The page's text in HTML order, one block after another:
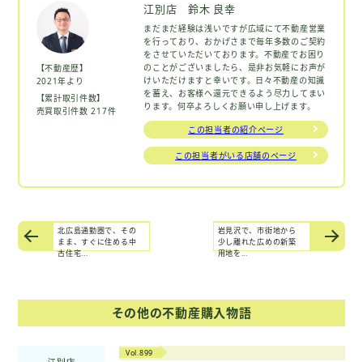
【不動産歴】
2021年より
【累計取引件数】
売買取引件数 217件
江別店 鈴木 良幸
まだまだ経験は浅いですが広域にて不動産営業
を行っており、おかげさまで毎年多数のご契約
をさせていただいております。不動産でお困り
のことがございましたら、是非お気軽にお声が
けいただけますと幸いです。日々不動産の知識
を蓄え、お客様へ還元できるよう尽力してまい
ります。何卒よろしくお願い申し上げます。
この担当者の紹介ページ
この担当者がいる店舗のページ
北広島通勤圏で、その
まま、すぐに住める中
古住宅...
岩見沢で、市街地から
少し離れた広めの新築
用地を...
その他の不動産購入物語
Vol.899